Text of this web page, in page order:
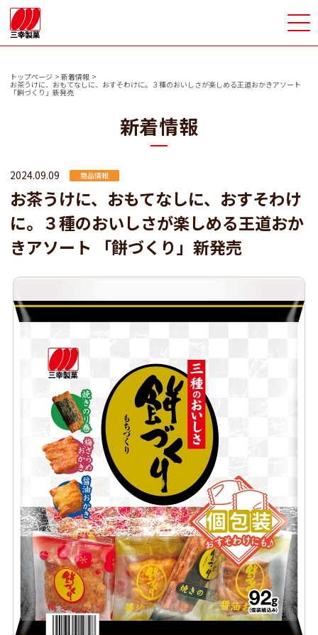
トップページ 新着情報
お茶うけに、おもてなしに、おすそわけに。３種のおいしさが楽しめる王道おかきアソート
「餅づくり」新発売
新着情報
2024.09.09 商品情報
お茶うけに、おもてなしに、おすそわけ
に。３種のおいしさが楽しめる王道おか
きアソート 「餅づくり」新発売